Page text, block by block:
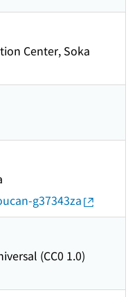
Center, Soka
g37343za
(CC0 1.0)